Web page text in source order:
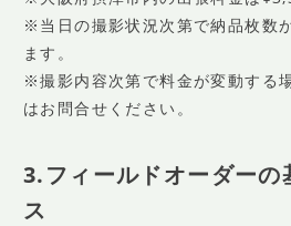
※当日の撮影状況次第で納品枚数
ます。
※撮影内容次第で料金が変動する
はお問合せください。
3.フィールドオーダーの
ス